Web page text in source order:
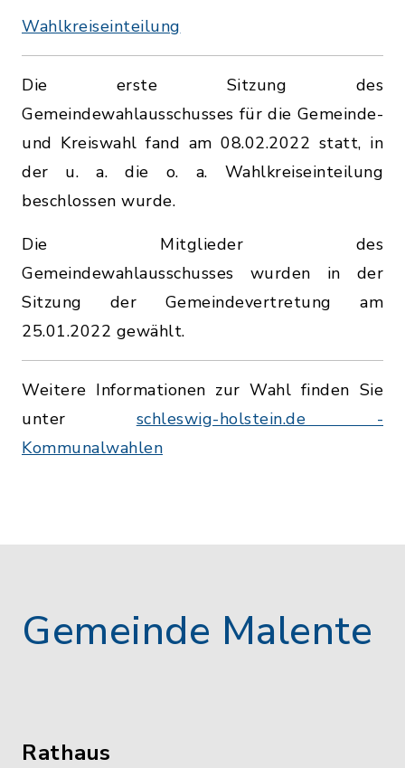
Wahlkreiseinteilung
Die erste Sitzung des
Gemeindewahlausschusses für die Gemeinde-
und Kreiswahl fand am 08.02.2022 statt, in
der u. a. die o. a. Wahlkreiseinteilung
beschlossen wurde.
Die Mitglieder des
Gemeindewahlausschusses wurden in der
Sitzung der Gemeindevertretung am
25.01.2022 gewählt.
Weitere Informationen zur Wahl finden Sie
unter schleswig-holstein.de -
Kommunalwahlen
Gemeinde Malente
Rathaus